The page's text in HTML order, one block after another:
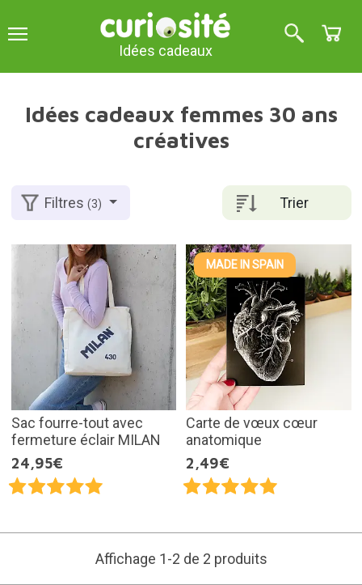
Idées cadeaux
Idées cadeaux femmes 30 ans
créatives
Trier
Filtres(3)
Sac fourre-tout avec
fermeture éclair MILAN
24,95€
MADE IN SPAIN
Carte de vœux cœur
anatomique
2,49€
Affichage 1-2 de 2 produits